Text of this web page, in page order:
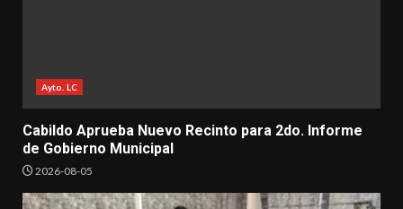
Ayto. LC
Cabildo Aprueba Nuevo Recinto para 2do. Informe
de Gobierno Municipal
2026-08-05